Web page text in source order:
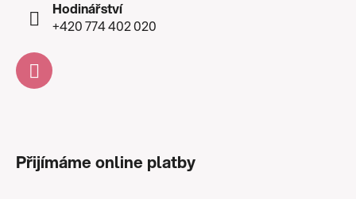
Hodinářství
+420 774 402 020
Přijímáme online platby